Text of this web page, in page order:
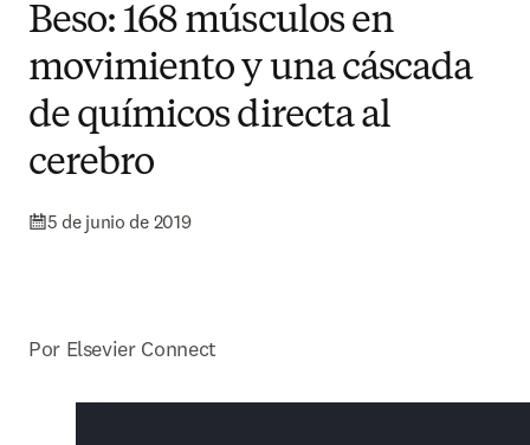
Beso: 168 músculos en
movimiento y una cáscada
de químicos directa al
cerebro
5 de junio de 2019
Por Elsevier Connect